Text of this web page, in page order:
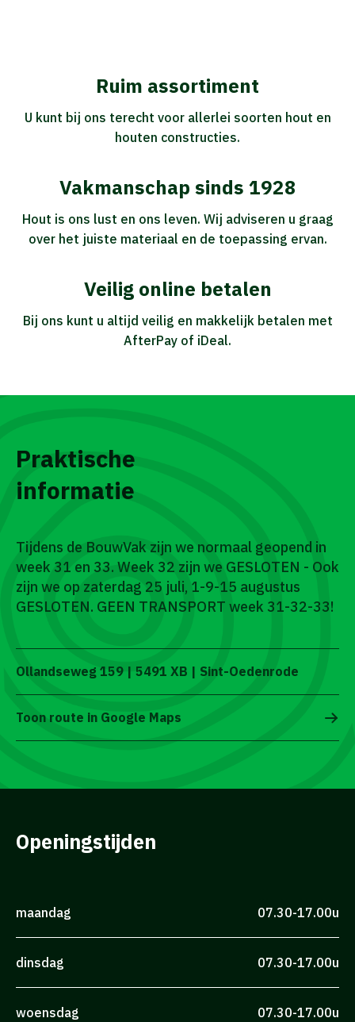
Ruim assortiment
U kunt bij ons terecht voor allerlei soorten hout en
houten constructies.
Vakmanschap sinds 1928
Hout is ons lust en ons leven. Wij adviseren u graag
over het juiste materiaal en de toepassing ervan.
Veilig online betalen
Bij ons kunt u altijd veilig en makkelijk betalen met
AfterPay of iDeal.
Praktische
informatie
Tijdens de BouwVak zijn we normaal geopend in
week 31 en 33. Week 32 zijn we GESLOTEN - Ook
zijn we op zaterdag 25 juli, 1-9-15 augustus
GESLOTEN. GEEN TRANSPORT week 31-32-33!
Ollandseweg 159 | 5491 XB | Sint-Oedenrode
Toon route in Google Maps
Openingstijden
maandag 07.30-17.00u
dinsdag 07.30-17.00u
woensdag 07.30-17.00u